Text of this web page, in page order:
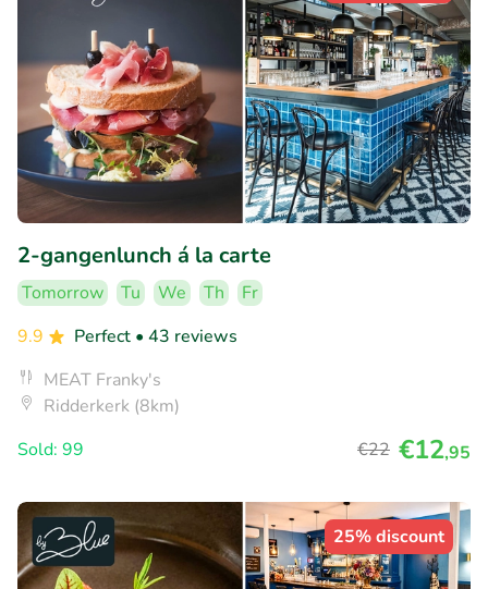
2-gangenlunch á la carte
Tomorrow Tu We Th
Fr
9.9
Perfect • 43 reviews
MEAT Franky's
Ridderkerk (8km)
Sold: 99
€22 €12,95
25% discount